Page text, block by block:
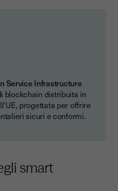
Service Infrastructure
blockchain distribuita in
progettata per offrire
sicuri e conformi.
smart